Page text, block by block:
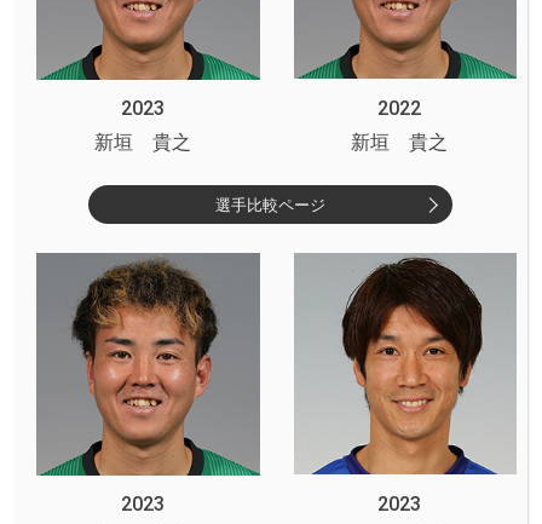
2023
2022
新垣 貴之
新垣 貴之
選手比較ページ
2023
2023